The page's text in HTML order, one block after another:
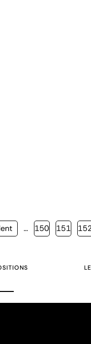
… Page
150 Page
151